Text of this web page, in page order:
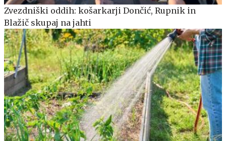
Zvezdniški oddih: košarkarji Dončić, Rupnik in
Blažič skupaj na jahti